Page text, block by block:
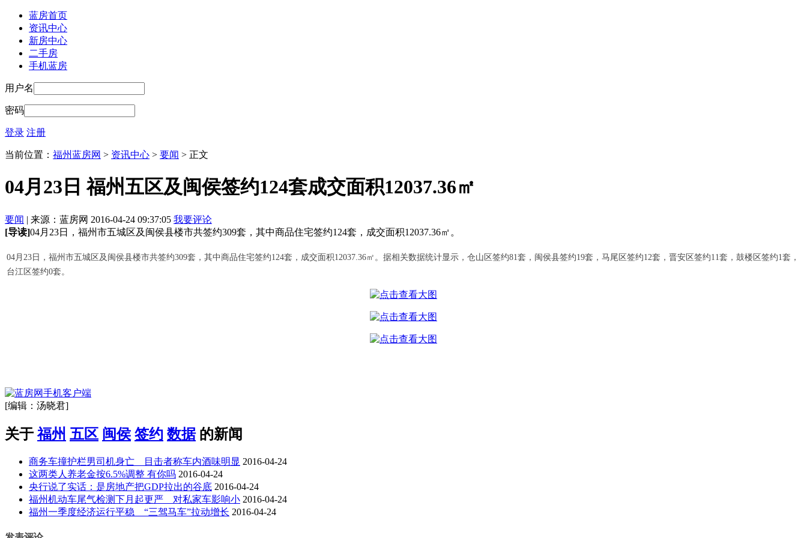
蓝房首页
资讯中心
新房中心
二手房
手机蓝房
用户名
密码
登录 注册
当前位置： 福州蓝房网 > 资讯中心 > 要闻 > 正文
04月23日 福州五区及闽侯签约124套成交面积12037.36㎡
要闻 | 来源：蓝房网 2016-04-24 09:37:05 我要评论
[导读]04月23日，福州市五城区及闽侯县楼市共签约309套，其中商品住宅签约124套，成交面积12037.36㎡。
04月23日，福州市五城区及闽侯县楼市共签约309套，其中商品住宅签约124套，成交面积12037.36㎡。据相关数据统计显示，仓山区签约81套，闽侯县签约19套，马尾区签约12套， 晋安区签约11套， 鼓楼区签约1套，
台江区签约0套 。
[编辑：汤晓君]
关于 福州 五区 闽侯 签约 数据 的新闻
商务车撞护栏男司机身亡 目击者称车内酒味明显 2016-04-24
这两类人养老金按6.5%调整 有你吗 2016-04-24
央行说了实话：是房地产把GDP拉出的谷底 2016-04-24
福州机动车尾气检测下月起更严 对私家车影响小 2016-04-24
福州一季度经济运行平稳 “三驾马车”拉动增长 2016-04-24